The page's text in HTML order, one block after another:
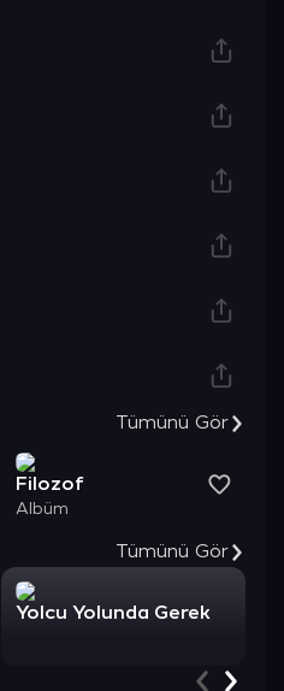
Tümünü Gör
Filozof
Albüm
Tümünü Gör
Yolcu Yolunda Gerek